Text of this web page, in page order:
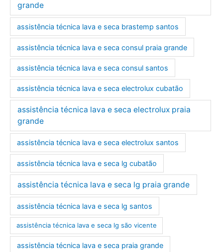
grande
assistência técnica lava e seca brastemp santos
assistência técnica lava e seca consul praia grande
assistência técnica lava e seca consul santos
assistência técnica lava e seca electrolux cubatão
assistência técnica lava e seca electrolux praia
grande
assistência técnica lava e seca electrolux santos
assistência técnica lava e seca lg cubatão
assistência técnica lava e seca lg praia grande
assistência técnica lava e seca lg santos
assistência técnica lava e seca lg são vicente
assistência técnica lava e seca praia grande